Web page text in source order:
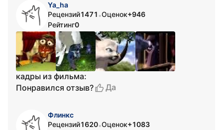
Ya_ha
Рецензий1471 •Оценок+946
Рейтинг0
кадры из фильма:
Понравился отзыв?
Да
Флинкс
Рецензий1620•Оценок+1083